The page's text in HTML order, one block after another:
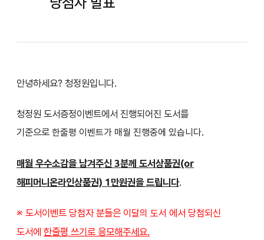
안녕하세요? 청정원입니다.
청정원 도서증정이벤트에서 진행되어진 도서를
기준으로 한줄평 이벤트가 매월 진행중에 있습니다.
매월 우수소감을 남겨주신 3분께 도서상품권(or
해피머니온라인상품권) 1만원권을 드립니다.
※ 도서이벤트 당첨자 분들은 이달의 도서 에서 당첨되신
도서에 한줄평 쓰기로 응모해주세요.